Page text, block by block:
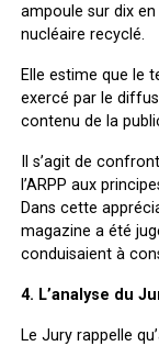
ampoule sur dix
nucléaire recyclé.
Elle estime que le
exercé par le
contenu de la
Il s’agit de
l’ARPP aux
Dans cette
magazine a été
conduisaient à
4. L’analyse du
Le Jury rappelle